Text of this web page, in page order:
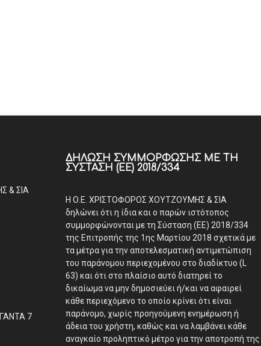
& ΣΙΑ
7
ΔΉΛΩΣΗ ΣΥΜΜΌΡΦΩΣΗΣ ΜΕ ΤΗ
ΣΎΣΤΑΣΗ (ΕΕ) 2018/334
Η Ο.Ε. ΧΡΙΣΤΟΦΟΡΟΣ ΧΟΥΤΖΟΥΜΗΣ & ΣΙΑ
δηλώνει ότι η ίδια και ο παρών ιστότοπος
συμμορφώνονται με τη Σύσταση (ΕΕ) 2018/334
της Επιτροπής της 1ης Μαρτίου 2018 σχετικά με
τα μέτρα για την αποτελεσματική αντιμετώπιση
του παράνομου περιεχομένου στο διαδίκτυο (L
63) και ότι στο πλαίσιο αυτό διατηρεί το
δικαίωμα να μην δημοσιεύει ή/και να αφαιρεί
κάθε περιεχόμενο το οποίο κρίνει ότι είναι
παράνομο, χωρίς προηγούμενη ενημέρωση ή
άδεια του χρήστη, καθώς και να λαμβάνει κάθε
αναγκαίο προληπτικό μέτρο για την αποτροπή της